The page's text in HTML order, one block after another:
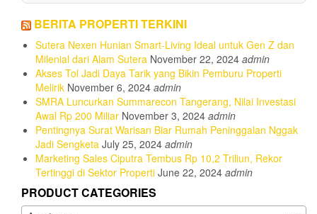
BERITA PROPERTI TERKINI
Sutera Nexen Hunian Smart-Living Ideal untuk Gen Z dan
Milenial dari Alam Sutera November 22, 2024 admin
Akses Tol Jadi Daya Tarik yang Bikin Pemburu Properti
Melirik November 6, 2024 admin
SMRA Luncurkan Summarecon Tangerang, Nilai Investasi
Awal Rp 200 Miliar November 3, 2024 admin
Pentingnya Surat Warisan Biar Rumah Peninggalan Nggak
Jadi Sengketa July 25, 2024 admin
Marketing Sales Ciputra Tembus Rp 10,2 Triliun, Rekor
Tertinggi di Sektor Properti June 22, 2024 admin
PRODUCT CATEGORIES